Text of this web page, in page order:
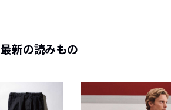
最新の読みもの